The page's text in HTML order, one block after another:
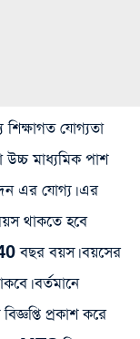
যোগ্যতা
উচ্চ মাধ্যমিক পাশ
এর যোগ্য। এর
থাকতে হবে
বছর বয়স। বয়সের
বর্তমানে
প্রকাশ করে